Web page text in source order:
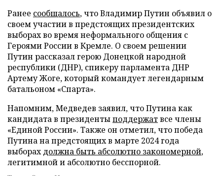
Ранее сообщалось, что Владимир Путин объявил о
своем участии в предстоящих президентских
выборах во время неформального общения с
Героями России в Кремле. О своем решении
Путин рассказал герою Донецкой народной
республики (ДНР), спикеру парламента ДНР
Артему Жоге, который командует легендарным
батальоном «Спарта».
Напомним, Медведев заявил, что Путина как
кандидата в президентыподдержатвсе члены
«Единой России». Также он отметил, что победа
Путина на предстоящих в марте 2024 года
выборахдолжна быть абсолютно закономерной,
легитимной и абсолютно бесспорной.